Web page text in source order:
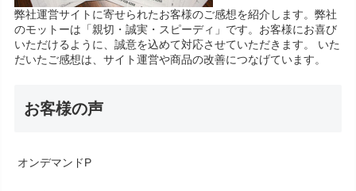
弊社運営サイトに寄せられたお客様のご感想を紹介します。弊社
のモットーは「親切・誠実・スピーディ」です。お客様にお喜び
いただけるように、誠意を込めて対応させていただきます。 いた
だいたご感想は、サイト運営や商品の改善につなげています。
お客様の声
オンデマンドP